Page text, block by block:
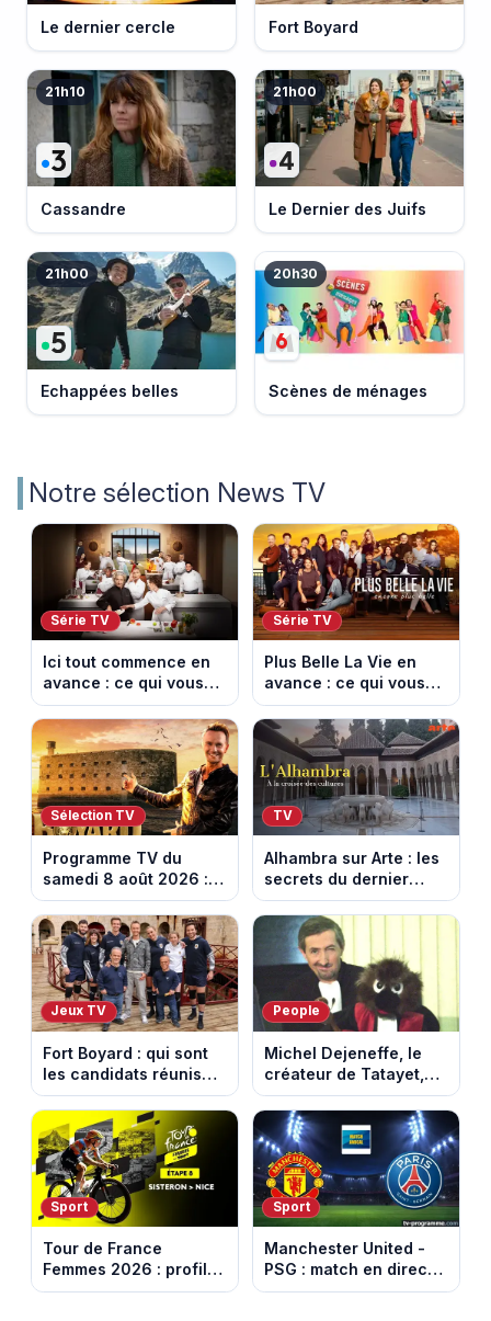
Le dernier cercle Fort Boyard
21h10
Cassandre
21h00
Le Dernier des Juifs
21h00
Echappées belles
20h30
Scènes de ménages
Notre sélection News TV
Série TV
Ici tout commence en
avance : ce qui vous
attend la semaine du
10 au 14 août 2026
(spoiler)
Série TV
Plus Belle La Vie en
avance : ce qui vous
attend la semaine du
10 au 14 août 2026
(spoiler)
Sélection TV
Programme TV du
samedi 8 août 2026 :
notre sélection pour
votre soirée télé
TV
Alhambra sur Arte : les
secrets du dernier
sultanat musulman
d’Espagne
Jeux TV
Fort Boyard : qui sont
les candidats réunis
par Cyril Féraud ce
samedi 8 août 2026 ?
People
Michel Dejeneffe, le
créateur de Tatayet,
est mort à 77 ans
Sport
Tour de France
Femmes 2026 : profil
et horaires de la 8e
Sport
Manchester United -
PSG : match en direct
sur beIN Sports 1 à